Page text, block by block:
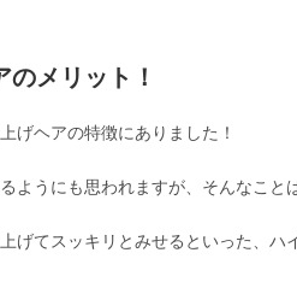
メリット！
げヘアの特徴にありました！
ようにも思われますが、そんなこと
げてスッキリとみせるといった、ハ